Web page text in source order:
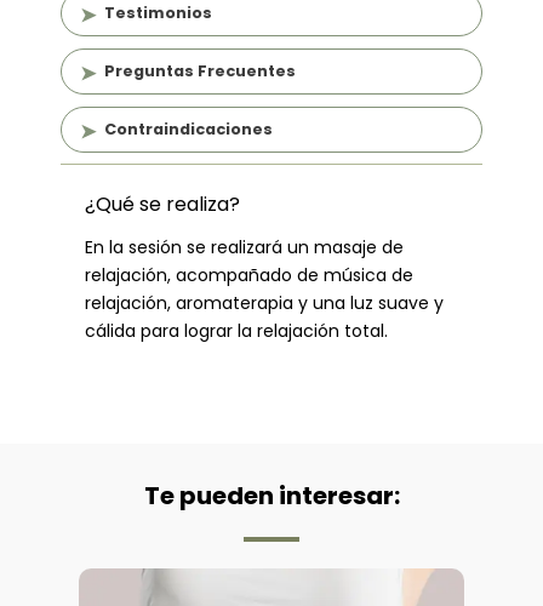
Testimonios
Preguntas Frecuentes
Contraindicaciones
¿Qué se realiza?
En la sesión se realizará un masaje de
relajación, acompañado de música de
relajación, aromaterapia y una luz suave y
cálida para lograr la relajación total.
Te pueden interesar: